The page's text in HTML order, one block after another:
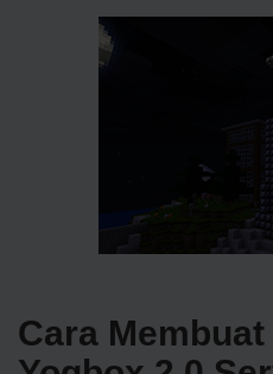
Cara